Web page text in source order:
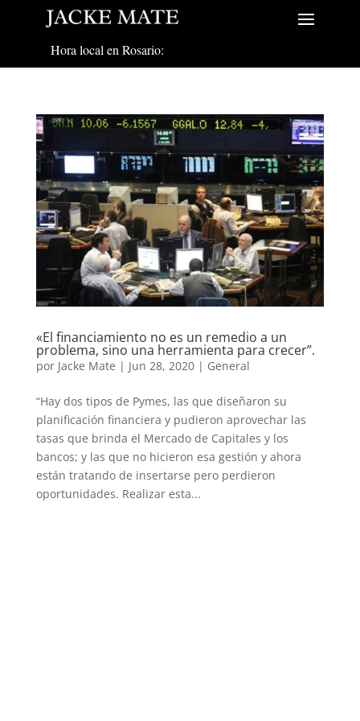
Hora local en Rosario:
«El financiamiento no es un remedio a un
problema, sino una herramienta para crecer”.
por Jacke Mate | Jun 28, 2020| General
“Hay dos tipos de Pymes, las que diseñaron su
planificación financiera y pudieron aprovechar las
tasas que brinda el Mercado de Capitales y los
bancos; y las que no hicieron esa gestión y ahora
están tratando de insertarse pero perdieron
oportunidades. Realizar esta...